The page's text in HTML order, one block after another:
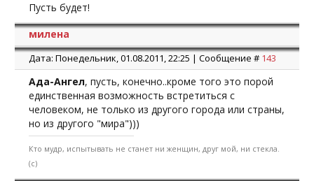
Пусть будет!
милена
Дата: Понедельник, 01.08.2011, 22:25 | Сообщение # 143
Ада-Ангел, пусть, конечно..кроме того это порой
единственная возможность встретиться с
человеком, не только из другого города или страны,
но из другого "мира")))
Кто мудр, испытывать не станет ни женщин, друг мой, ни стекла.
(с)